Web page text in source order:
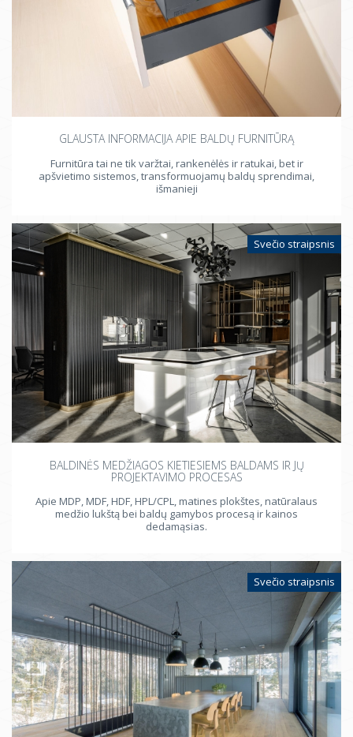
GLAUSTA INFORMACIJA APIE BALDŲ FURNITŪRĄ
Furnitūra tai ne tik varžtai, rankenėlės ir ratukai, bet ir
apšvietimo sistemos, transformuojamų baldų sprendimai,
išmanieji
Svečio straipsnis
BALDINĖS MEDŽIAGOS KIETIESIEMS BALDAMS IR JŲ
PROJEKTAVIMO PROCESAS
Apie MDP, MDF, HDF, HPL/CPL, matines plokštes, natūralaus
medžio lukštą bei baldų gamybos procesą ir kainos
dedamąsias.
Svečio straipsnis